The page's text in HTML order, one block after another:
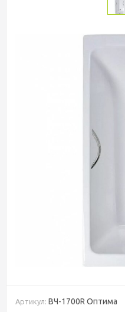
Артикул: ВЧ-1700R Оптима